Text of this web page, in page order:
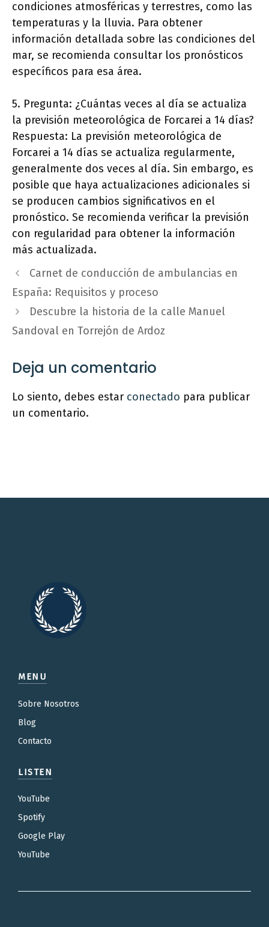
condiciones atmosféricas y terrestres, como las
temperaturas y la lluvia. Para obtener
información detallada sobre las condiciones del
mar, se recomienda consultar los pronósticos
específicos para esa área.
5. Pregunta: ¿Cuántas veces al día se actualiza
la previsión meteorológica de Forcarei a 14 días?
Respuesta: La previsión meteorológica de
Forcarei a 14 días se actualiza regularmente,
generalmente dos veces al día. Sin embargo, es
posible que haya actualizaciones adicionales si
se producen cambios significativos en el
pronóstico. Se recomienda verificar la previsión
con regularidad para obtener la información
más actualizada.
Carnet de conducción de ambulancias en
España: Requisitos y proceso
Descubre la historia de la calle Manuel
Sandoval en Torrejón de Ardoz
Deja un comentario
Lo siento, debes estar conectado para publicar
un comentario.
MENU
Sobre Nosotros
Blog
Contacto
LISTEN
YouTube
Spotify
Google Play
YouTube